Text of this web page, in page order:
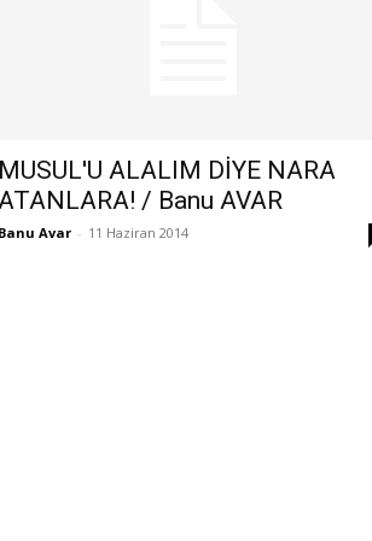
MUSUL'U ALALIM DİYE NARA
/ Banu AVAR
Banu Avar - 11 Haziran 2014